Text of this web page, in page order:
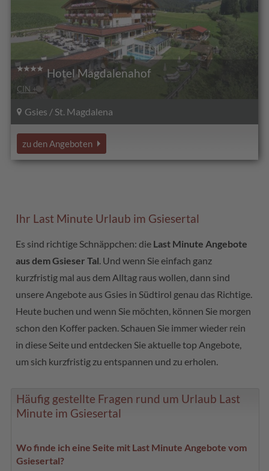
Hotel Magdalenahof
CIN +
Gsies / St. Magdalena
zu den Angeboten
Ihr Last Minute Urlaub im Gsiesertal
Es sind richtige Schnäppchen: die Last Minute Angebote
aus dem Gsieser Tal . Und wenn Sie einfach ganz
kurzfristig mal aus dem Alltag raus wollen, dann sind
unsere Angebote aus Gsies in Südtirol genau das Richtige.
Heute buchen und wenn Sie möchten, können Sie morgen
schon den Koffer packen. Schauen Sie immer wieder rein
in diese Seite und entdecken Sie aktuelle top Angebote,
um sich kurzfristig zu entspannen und zu erholen.
Häufig gestellte Fragen rund um Urlaub Last
Minute im Gsiesertal
Wo finde ich eine Seite mit Last Minute Angebote vom
Gsiesertal?